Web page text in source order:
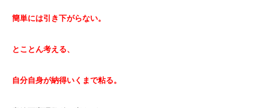
簡単には引き下がらない。
とことん考える、
自分自身が納得いくまで粘る。